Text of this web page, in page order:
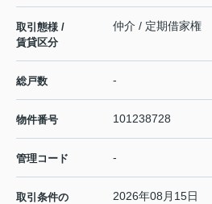
取引態様 /
賃貸区分
仲介 / 定期借家権
総戸数 -
物件番号 101238728
管理コード -
取引条件の
2026年08月15日